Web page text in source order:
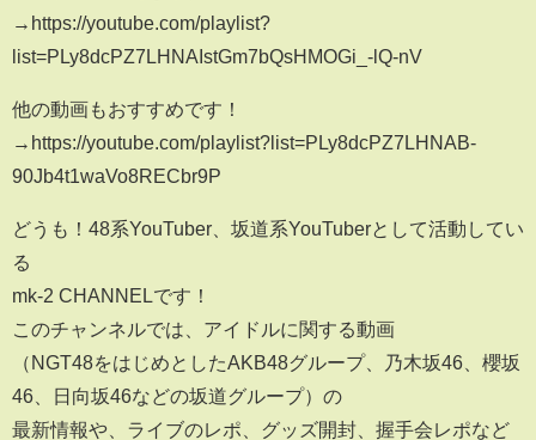
→https://youtube.com/playlist?
list=PLy8dcPZ7LHNAIstGm7bQsHMOGi_-lQ-nV
他の動画もおすすめです！
→https://youtube.com/playlist?list=PLy8dcPZ7LHNAB-
90Jb4t1waVo8RECbr9P
どうも！48系YouTuber、坂道系YouTuberとして活動してい
る
mk-2 CHANNELです！
このチャンネルでは、アイドルに関する動画
（NGT48をはじめとしたAKB48グループ、乃木坂46、櫻坂
46、日向坂46などの坂道グループ）の
最新情報や、ライブのレポ、グッズ開封、握手会レポなど